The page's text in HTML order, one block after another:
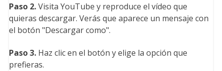
Paso 2.Visita YouTube y reproduce el vídeo que
quieras descargar. Verás que aparece un mensaje con
el botón "Descargar como".
Paso 3.Haz clic en el botón y elige la opción que
prefieras.